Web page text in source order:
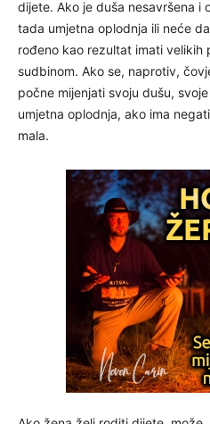
dijete. Ako je duša nesavršena i
tada umjetna oplodnja ili neće
rođeno kao rezultat imati velikih
sudbinom. Ako se, naprotiv,
počne mijenjati svoju dušu,
umjetna oplodnja, ako ima
mala.